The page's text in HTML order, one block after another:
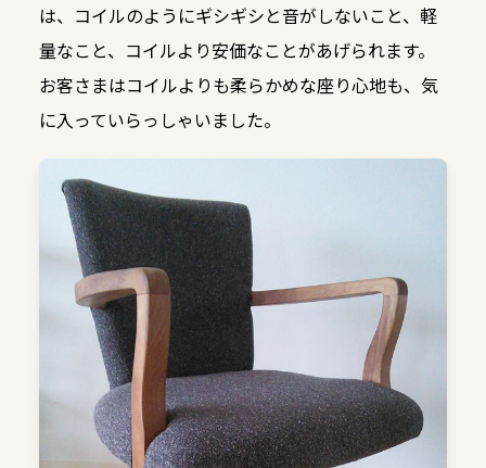
は、コイルのようにギシギシと音がしないこと、軽
量なこと、コイルより安価なことがあげられます。
お客さまはコイルよりも柔らかめな座り心地も、気
に入っていらっしゃいました。